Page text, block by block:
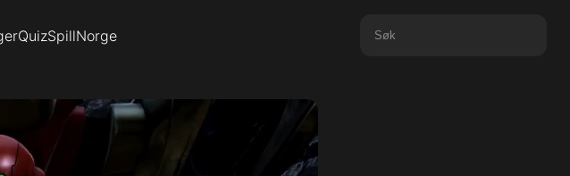
QuizSpillNorge